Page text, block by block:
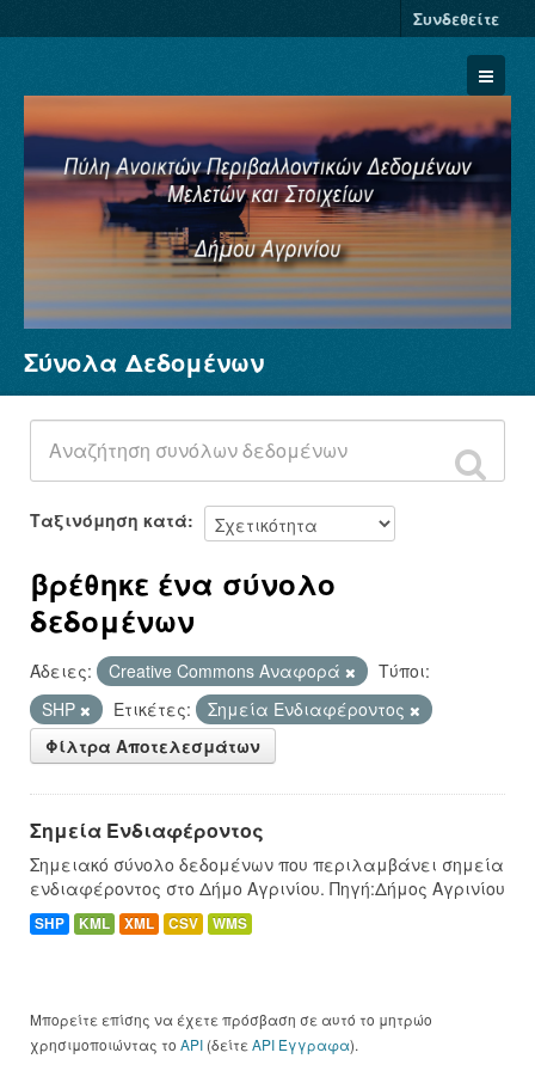
Συνδεθείτε
Σύνολα Δεδομένων
Φορείς
Ομάδες
Σχετικά
Σύνολα Δεδομένων
Ταξινόμηση κατά
βρέθηκε ένα σύνολο
δεδομένων
Άδειες: Creative Commons Αναφορά
Τύποι:
SHP
Ετικέτες:
Σημεία Ενδιαφέροντος
Φίλτρα Αποτελεσμάτων
Σημεία Ενδιαφέροντος
Σημειακό σύνολο δεδομένων που περιλαμβάνει σημεία
ενδιαφέροντος στο Δήμο Αγρινίου. Πηγή:Δήμος Αγρινίου
SHP KML XML CSV WMS
Μπορείτε επίσης να έχετε πρόσβαση σε αυτό το μητρώο
χρησιμοποιώντας το API (δείτε API Έγγραφα).